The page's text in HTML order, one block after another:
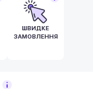
ШВИДКЕ
ЗАМОВЛЕННЯ